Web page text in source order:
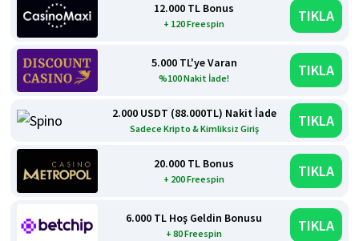
12.000 TL Bonus
+ 120 Freespin TIKLA
5.000 TL'ye Varan
%100 Nakit İade! TIKLA
2.000 USDT (88.000TL) Nakit İade
Sadece Kripto & Kimliksiz Giriş TIKLA
20.000 TL Bonus
+ 200 Freespin TIKLA
6.000 TL Hoş Geldin Bonusu
+ 80 Freespin TIKLA